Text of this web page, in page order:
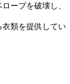
ープを破壊し、
類を提供してい